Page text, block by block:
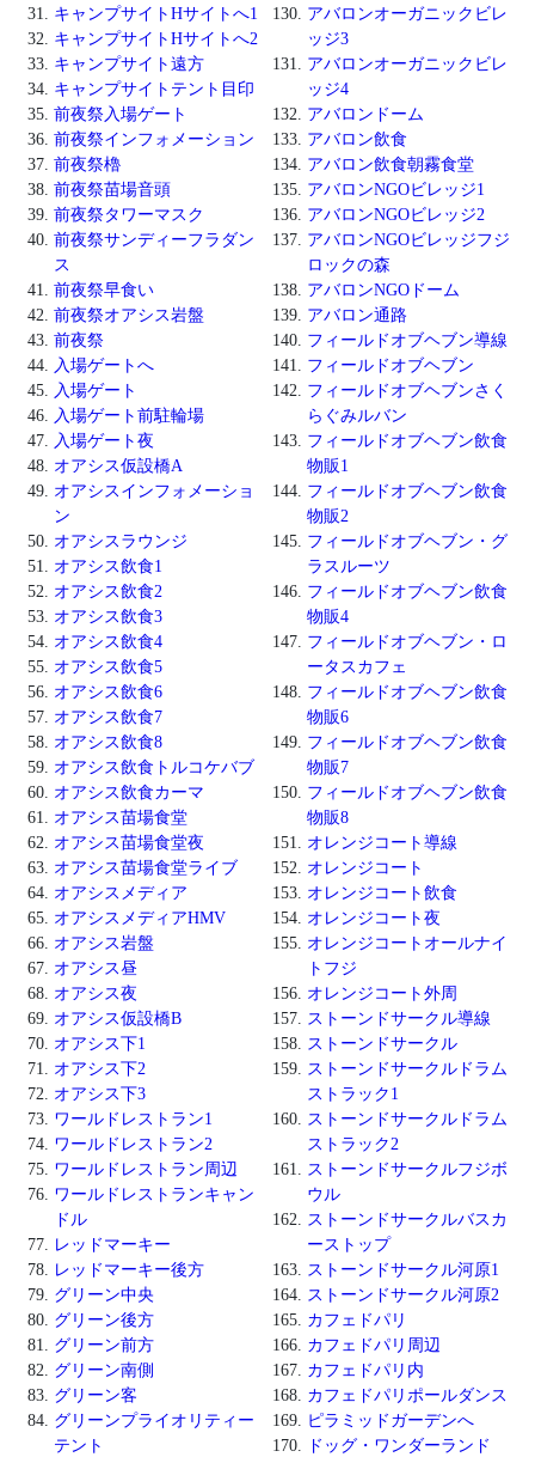
キャンプサイトHサイトへ1
キャンプサイトHサイトへ2
キャンプサイト遠方
キャンプサイトテント目印
前夜祭入場ゲート
前夜祭インフォメーション
前夜祭櫓
前夜祭苗場音頭
前夜祭タワーマスク
前夜祭サンディーフラダン
ス
前夜祭早食い
前夜祭オアシス岩盤
前夜祭
入場ゲートへ
入場ゲート
入場ゲート前駐輪場
入場ゲート夜
オアシス仮設橋A
オアシスインフォメーショ
ン
オアシスラウンジ
オアシス飲食1
オアシス飲食2
オアシス飲食3
オアシス飲食4
オアシス飲食5
オアシス飲食6
オアシス飲食7
オアシス飲食8
オアシス飲食トルコケバブ
オアシス飲食カーマ
オアシス苗場食堂
オアシス苗場食堂夜
オアシス苗場食堂ライブ
オアシスメディア
オアシスメディアHMV
オアシス岩盤
オアシス昼
オアシス夜
オアシス仮設橋B
オアシス下1
オアシス下2
オアシス下3
ワールドレストラン1
ワールドレストラン2
ワールドレストラン周辺
ワールドレストランキャン
ドル
レッドマーキー
レッドマーキー後方
グリーン中央
グリーン後方
グリーン前方
グリーン南側
グリーン客
グリーンプライオリティー
テント
アバロンオーガニックビレ
ッジ3
アバロンオーガニックビレ
ッジ4
アバロンドーム
アバロン飲食
アバロン飲食朝霧食堂
アバロンNGOビレッジ1
アバロンNGOビレッジ2
アバロンNGOビレッジフジ
ロックの森
アバロンNGOドーム
アバロン通路
フィールドオブヘブン導線
フィールドオブヘブン
フィールドオブヘブンさく
らぐみルバン
フィールドオブヘブン飲食
物販1
フィールドオブヘブン飲食
物販2
フィールドオブヘブン・グ
ラスルーツ
フィールドオブヘブン飲食
物販4
フィールドオブヘブン・ロ
ータスカフェ
フィールドオブヘブン飲食
物販6
フィールドオブヘブン飲食
物販7
フィールドオブヘブン飲食
物販8
オレンジコート導線
オレンジコート
オレンジコート飲食
オレンジコート夜
オレンジコートオールナイ
トフジ
オレンジコート外周
ストーンドサークル導線
ストーンドサークル
ストーンドサークルドラム
ストラック1
ストーンドサークルドラム
ストラック2
ストーンドサークルフジボ
ウル
ストーンドサークルバスカ
ーストップ
ストーンドサークル河原1
ストーンドサークル河原2
カフェドパリ
カフェドパリ周辺
カフェドパリ内
カフェドパリポールダンス
ピラミッドガーデンへ
ドッグ・ワンダーランド